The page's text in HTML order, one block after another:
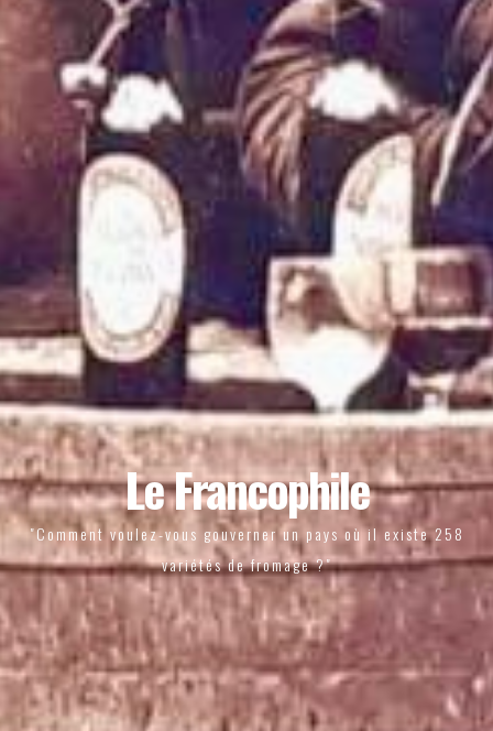
Le Francophile
"Comment voulez-vous gouverner un pays où il existe 258
variétés de fromage ?"